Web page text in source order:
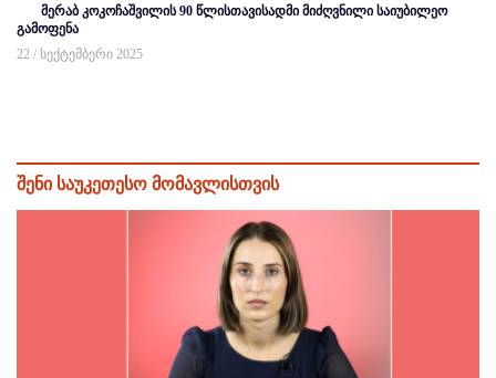
მერაბ კოკოჩაშვილის 90 წლისთავისადმი მიძღვნილი საიუბილეო
გამოფენა
22 / სექტემბერი 2025
შენი საუკეთესო მომავლისთვის